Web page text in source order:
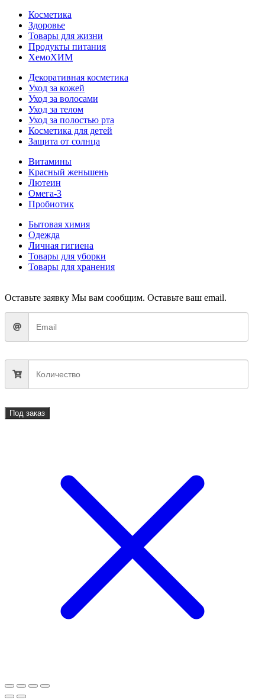
Косметика
Здоровье
Товары для жизни
Продукты питания
ХемоХИМ
Декоративная косметика
Уход за кожей
Уход за волосами
Уход за телом
Уход за полостью рта
Косметика для детей
Защита от солнца
Витамины
Красный женьшень
Лютеин
Омега-3
Пробиотик
Бытовая химия
Одежда
Личная гигиена
Товары для уборки
Товары для хранения
Оставьте заявку Мы вам сообщим. Оставьте ваш email.
Под заказ